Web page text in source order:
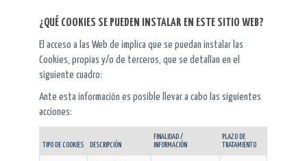
¿QUÉ COOKIES SE PUEDEN INSTALAR EN ESTE SITIO WEB?
El acceso a las Web de implica que se puedan instalar las
Cookies, propias y/o de terceros, que se detallan en el
siguiente cuadro:
Ante esta información es posible llevar a cabo las siguientes
acciones:
TIPO DE COOKIES DESCRIPCIÓN
FINALIDAD /
INFORMACIÓN
PLAZO DE
TRATAMIENTO